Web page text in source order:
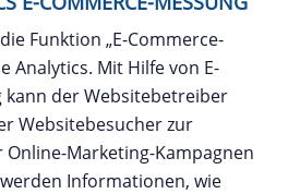
Funktion „E-Commerce-
Analytics. Mit Hilfe von E-
kann der Websitebetreiber
Websitebesucher zur
Marketing-Kampagnen
Informationen, wie